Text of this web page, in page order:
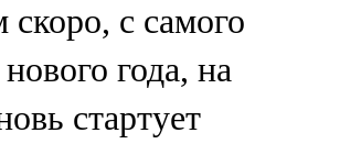
скоро, с самого
года, на
стартует